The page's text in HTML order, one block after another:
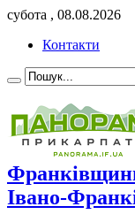
субота , 08.08.2026
Контакти
Івано-